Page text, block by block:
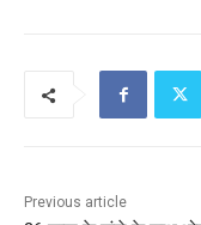
Previous article